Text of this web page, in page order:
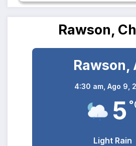
Rawson,
Rawson,
4:30 am, Ago 9,
5
Light Rain